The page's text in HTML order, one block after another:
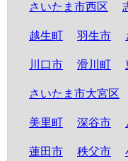
さいたま市西区
越生町 羽生市
川口市 滑川町
さいたま市大宮区
美里町 深谷市
蓮田市 秩父市